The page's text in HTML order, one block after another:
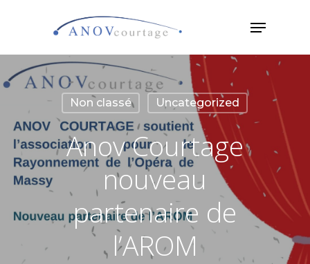
content
Menu
Non classé Uncategorized
Anov Courtage
nouveau
partenaire de
l’AROM